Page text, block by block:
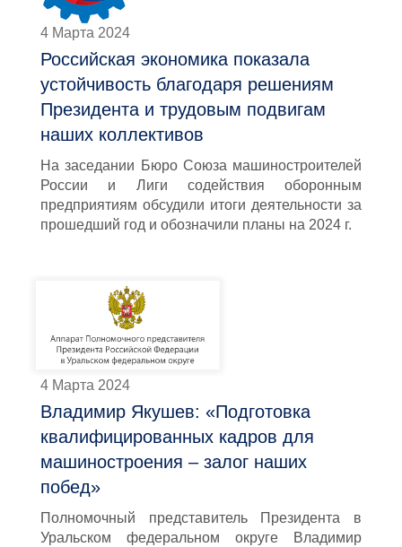
4 Марта 2024
Российская экономика показала
устойчивость благодаря решениям
Президента и трудовым подвигам
наших коллективов
На заседании Бюро Союза машиностроителей
России и Лиги содействия оборонным
предприятиям обсудили итоги деятельности за
прошедший год и обозначили планы на 2024 г.
4 Марта 2024
Владимир Якушев: «Подготовка
квалифицированных кадров для
машиностроения – залог наших
побед»
Полномочный представитель Президента в
Уральском федеральном округе Владимир